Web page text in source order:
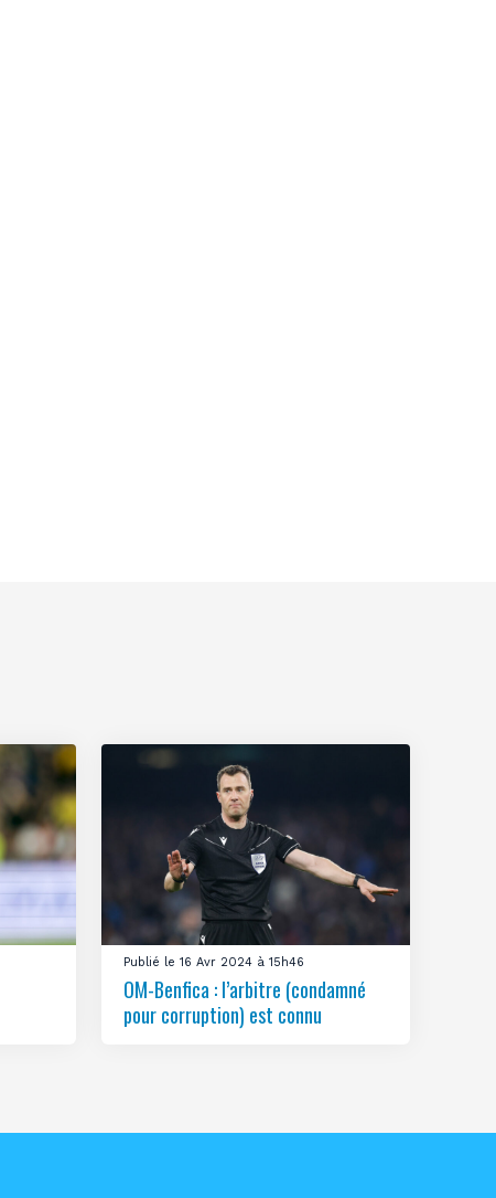
Publié le 16 Avr 2024 à 15h46
OM-Benfica : l’arbitre (condamné
pour corruption) est connu